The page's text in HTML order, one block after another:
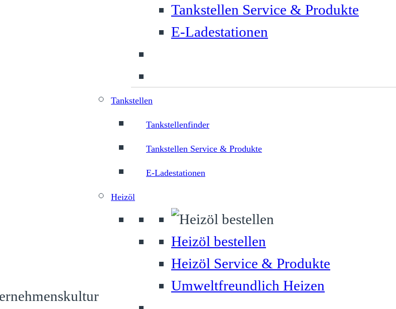
Tankstellen Service & Produkte
E-Ladestationen
Tankstellen
Tankstellenfinder
Tankstellen Service & Produkte
E-Ladestationen
Heizöl
Heizöl bestellen
Heizöl Service & Produkte
Umweltfreundlich Heizen
Klimatechnik (m/w/d)
und Klimatechnik